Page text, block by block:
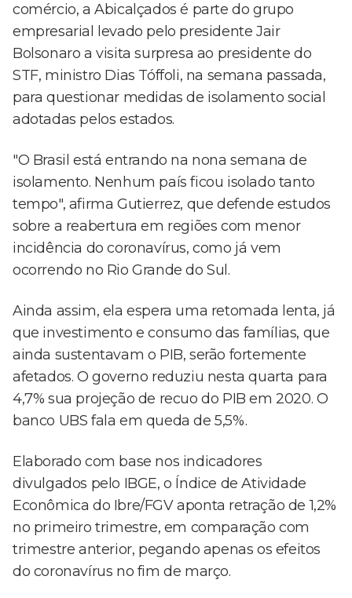
comércio, a Abicalçados é parte do grupo
empresarial levado pelo presidente Jair
Bolsonaro a visita surpresa ao presidente do
STF, ministro Dias Tóffoli, na semana passada,
para questionar medidas de isolamento social
adotadas pelos estados.
"O Brasil está entrando na nona semana de
isolamento. Nenhum país ficou isolado tanto
tempo", afirma Gutierrez, que defende estudos
sobre a reabertura em regiões com menor
incidência do coronavírus, como já vem
ocorrendo no Rio Grande do Sul.
Ainda assim, ela espera uma retomada lenta, já
que investimento e consumo das famílias, que
ainda sustentavam o PIB, serão fortemente
afetados. O governo reduziu nesta quarta para
4,7% sua projeção de recuo do PIB em 2020. O
banco UBS fala em queda de 5,5%.
Elaborado com base nos indicadores
divulgados pelo IBGE, o Índice de Atividade
Econômica do Ibre/FGV aponta retração de 1,2%
no primeiro trimestre, em comparação com
trimestre anterior, pegando apenas os efeitos
do coronavírus no fim de março.